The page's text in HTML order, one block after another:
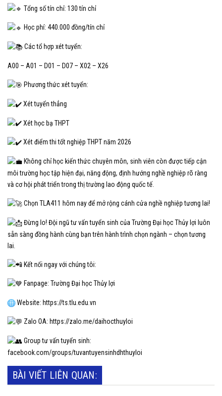
Tổng số tín chỉ: 130 tín chỉ
Học phí: 440.000 đồng/tín chỉ
Các tổ hợp xét tuyển:
A00 – A01 – D01 – D07 – X02 – X26
Phương thức xét tuyển:
Xét tuyển thẳng
Xét học bạ THPT
Xét điểm thi tốt nghiệp THPT năm 2026
Không chỉ học kiến thức chuyên môn, sinh viên còn được tiếp cận
môi trường học tập hiện đại, năng động, định hướng nghề nghiệp rõ ràng
và cơ hội phát triển trong thị trường lao động quốc tế.
Chọn TLA411 hôm nay để mở rộng cánh cửa nghề nghiệp tương lai!
Đừng lo! Đội ngũ tư vấn tuyển sinh của Trường Đại học Thủy lợi luôn
sẵn sàng đồng hành cùng bạn trên hành trình chọn ngành – chọn tương
lai.
Kết nối ngay với chúng tôi:
Fanpage: Trường Đại học Thủy lợi
Website: https://ts.tlu.edu.vn
Zalo OA: https://zalo.me/daihocthuyloi
Group tư vấn tuyển sinh:
facebook.com/groups/tuvantuyensinhdhthuyloi
BÀI VIẾT LIÊN QUAN: